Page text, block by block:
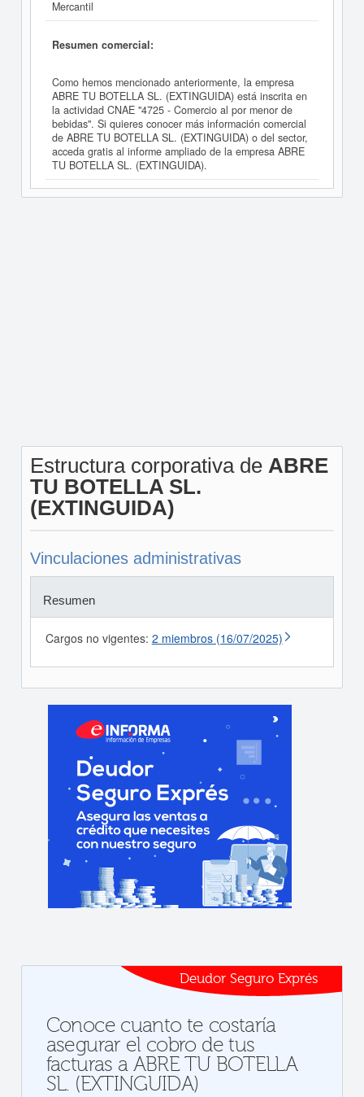
Mercantil
Resumen comercial:
Como hemos mencionado anteriormente, la empresa
ABRE TU BOTELLA SL. (EXTINGUIDA) está inscrita en
la actividad CNAE "4725 - Comercio al por menor de
bebidas". Si quieres conocer más información comercial
de ABRE TU BOTELLA SL. (EXTINGUIDA) o del sector,
acceda gratis al informe ampliado de la empresa ABRE
TU BOTELLA SL. (EXTINGUIDA).
Estructura corporativa de ABRE
TU BOTELLA SL.
(EXTINGUIDA)
Vinculaciones administrativas
Resumen
Cargos no vigentes: 2 miembros (16/07/2025)
Deudor Seguro Exprés
Conoce cuanto te costaría
asegurar el cobro de tus
facturas a ABRE TU BOTELLA
SL. (EXTINGUIDA)